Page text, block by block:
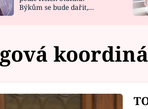
DESIGN
Býkům se bude dařit,